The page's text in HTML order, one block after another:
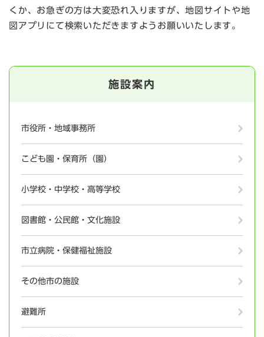
くか、お急ぎの方は大変恐れ入りますが、地図サイトや地
図アプリにて検索いただきますようお願いいたします。
施設案内
市役所・地域事務所
こども園・保育所（園）
小学校・中学校・高等学校
図書館・公民館・文化施設
市立病院・保健福祉施設
その他市の施設
避難所